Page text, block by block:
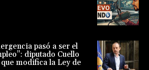
pasó a ser el
diputado Cuello
modifica la Ley de